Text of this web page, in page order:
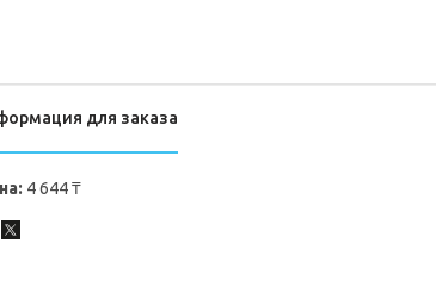
для заказа
4 644 ₸